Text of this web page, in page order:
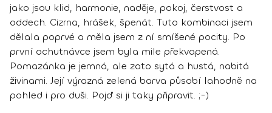
jako jsou klid, harmonie, naděje, pokoj, čerstvost a
oddech. Cizrna, hrášek, špenát. Tuto kombinaci jsem
dělala poprvé a měla jsem z ní smíšené pocity. Po
první ochutnávce jsem byla mile překvapená.
Pomazánka je jemná, ale zato sytá a hustá, nabitá
živinami. Její výrazná zelená barva působí lahodně na
pohled i pro duši. Pojď si ji taky připravit. ;-)